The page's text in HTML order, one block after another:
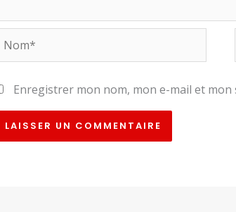
Nom*
Enregistrer mon nom, mon e-mail et